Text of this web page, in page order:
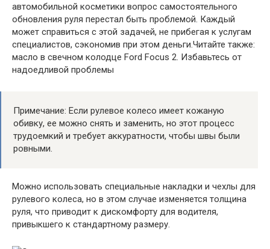
автомобильной косметики вопрос самостоятельного
обновления руля перестал быть проблемой. Каждый
может справиться с этой задачей, не прибегая к услугам
специалистов, сэкономив при этом деньги.Читайте также:
масло в свечном колодце Ford Focus 2. Избавьтесь от
надоедливой проблемы
Примечание: Если рулевое колесо имеет кожаную
обивку, ее можно снять и заменить, но этот процесс
трудоемкий и требует аккуратности, чтобы швы были
ровными.
Можно использовать специальные накладки и чехлы для
рулевого колеса, но в этом случае изменяется толщина
руля, что приводит к дискомфорту для водителя,
привыкшего к стандартному размеру.